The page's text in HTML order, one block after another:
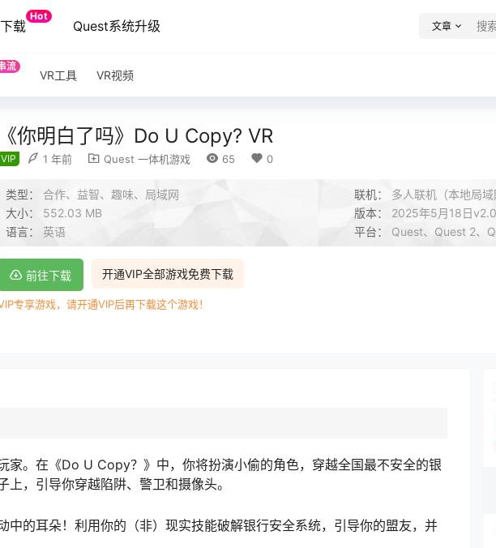
载
Hot
Quest系统升级 文章
流
VR工具 VR视频
你明白了吗》Do U Copy? VR
VIP 1 年前 Quest 一体机游戏 65 0
类型： 合作、益智、趣味、局域网 联机： 多人联机（本地局域
大小： 552.03 MB 版本： 2025年5月18日
语言： 英语 平台： Quest、Quest 2、
开通VIP全部游戏免费下载
前往下载
专享游戏，请开通VIP后再下载这个游戏！
家。在《Do U Copy？》中，你将扮演小偷的角色，穿越全国最不安全的银
，引导你穿越陷阱、警卫和摄像头。
的耳朵！利用你的（非）现实技能破解银行安全系统，引导你的盟友，并